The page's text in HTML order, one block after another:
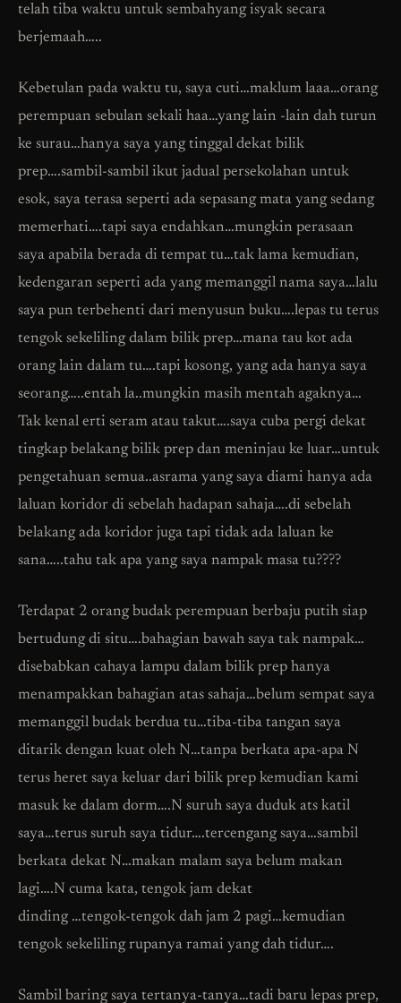
telah tiba waktu untuk sembahyang isyak secara
berjemaah…..
Kebetulan pada waktu tu, saya cuti…maklum laaa…orang
perempuan sebulan sekali haa…yang lain -lain dah turun
ke surau…hanya saya yang tinggal dekat bilik
prep….sambil-sambil ikut jadual persekolahan untuk
esok, saya terasa seperti ada sepasang mata yang sedang
memerhati….tapi saya endahkan…mungkin perasaan
saya apabila berada di tempat tu…tak lama kemudian,
kedengaran seperti ada yang memanggil nama saya…lalu
saya pun terbehenti dari menyusun buku….lepas tu terus
tengok sekeliling dalam bilik prep…mana tau kot ada
orang lain dalam tu….tapi kosong, yang ada hanya saya
seorang…..entah la..mungkin masih mentah agaknya…
Tak kenal erti seram atau takut….saya cuba pergi dekat
tingkap belakang bilik prep dan meninjau ke luar…untuk
pengetahuan semua..asrama yang saya diami hanya ada
laluan koridor di sebelah hadapan sahaja….di sebelah
belakang ada koridor juga tapi tidak ada laluan ke
sana…..tahu tak apa yang saya nampak masa tu????
Terdapat 2 orang budak perempuan berbaju putih siap
bertudung di situ….bahagian bawah saya tak nampak…
disebabkan cahaya lampu dalam bilik prep hanya
menampakkan bahagian atas sahaja…belum sempat saya
memanggil budak berdua tu…tiba-tiba tangan saya
ditarik dengan kuat oleh N…tanpa berkata apa-apa N
terus heret saya keluar dari bilik prep kemudian kami
masuk ke dalam dorm….N suruh saya duduk ats katil
saya…terus suruh saya tidur….tercengang saya…sambil
berkata dekat N…makan malam saya belum makan
lagi….N cuma kata, tengok jam dekat
dinding …tengok-tengok dah jam 2 pagi…kemudian
tengok sekeliling rupanya ramai yang dah tidur….
Sambil baring saya tertanya-tanya…tadi baru lepas prep,